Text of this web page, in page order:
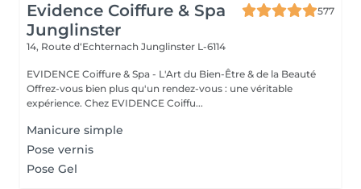
Evidence Coiffure & Spa
Junglinster
577
14, Route d‘Echternach Junglinster L-6114
EVIDENCE Coiffure & Spa - L'Art du Bien-Être & de la Beauté
Offrez-vous bien plus qu'un rendez-vous : une véritable
expérience. Chez EVIDENCE Coiffu...
Manicure simple
Pose vernis
Pose Gel